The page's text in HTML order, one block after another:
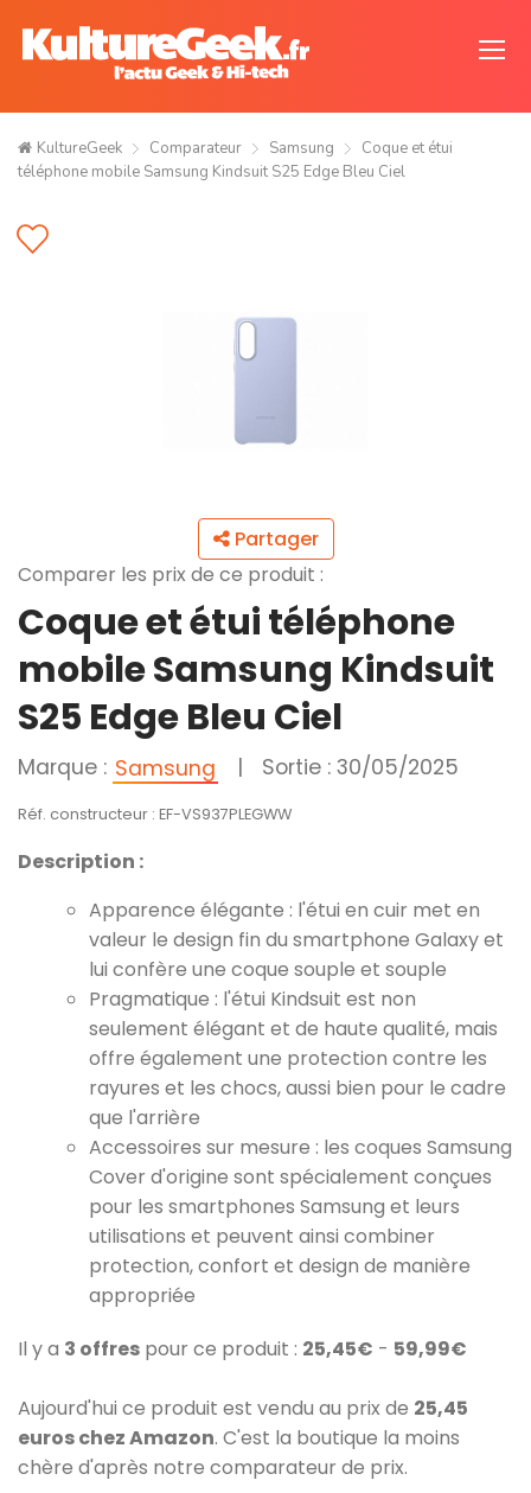
KultureGeek Comparateur Samsung
Coque et étui
téléphone mobile Samsung Kindsuit S25 Edge Bleu Ciel
Partager
Comparer les prix de ce produit :
Coque et étui téléphone
mobile Samsung Kindsuit
S25 Edge Bleu Ciel
Marque : Samsung | Sortie : 30/05/2025
Réf. constructeur : EF-VS937PLEGWW
Description :
Apparence élégante : l'étui en cuir met en
valeur le design fin du smartphone Galaxy et
lui confère une coque souple et souple
Pragmatique : l'étui Kindsuit est non
seulement élégant et de haute qualité, mais
offre également une protection contre les
rayures et les chocs, aussi bien pour le cadre
que l'arrière
Accessoires sur mesure : les coques Samsung
Cover d'origine sont spécialement conçues
pour les smartphones Samsung et leurs
utilisations et peuvent ainsi combiner
protection, confort et design de manière
appropriée
Il y a 3 offres pour ce produit : 25,45€ - 59,99€
Aujourd'hui ce produit est vendu au prix de 25,45
euros chez Amazon. C'est la boutique la moins
chère d'après notre comparateur de prix.